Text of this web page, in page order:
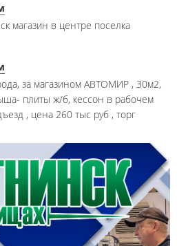
магазин в центре поселка
за магазином АВТОМИР , 30м2,
плиты ж/б, кессон в рабочем
, цена 260 тыс руб , торг